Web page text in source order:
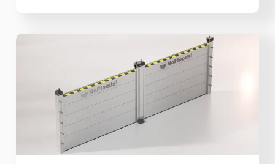
AluGate
–
Le
meilleur
boudin
anti-